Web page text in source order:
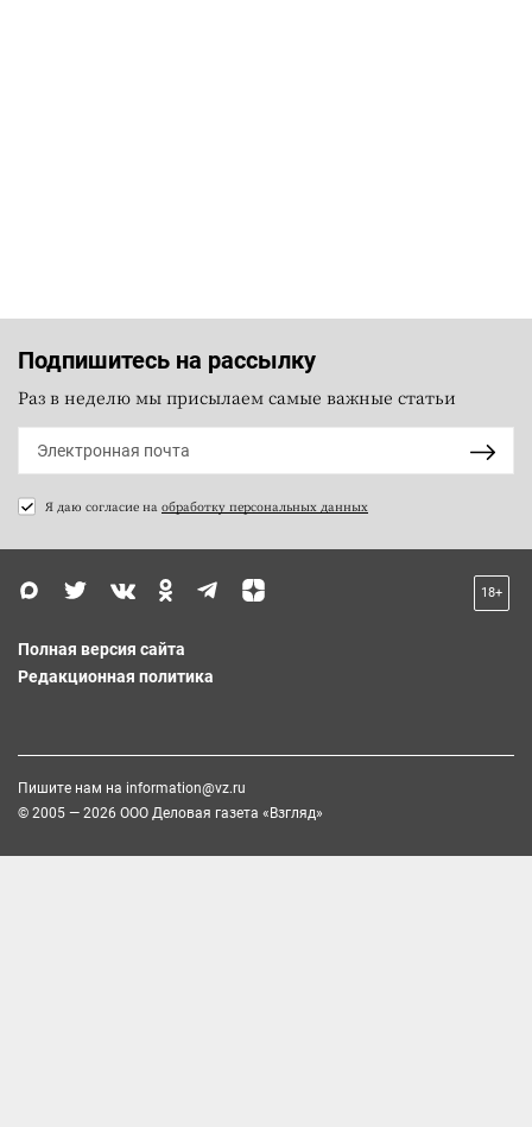
Подпишитесь на рассылку
Раз в неделю мы присылаем самые важные статьи
Я даю согласие на обработку персональных данных
18+
Полная версия сайта
Редакционная политика
Пишите нам на information@vz.ru
© 2005 — 2026 ООО Деловая газета «Взгляд»